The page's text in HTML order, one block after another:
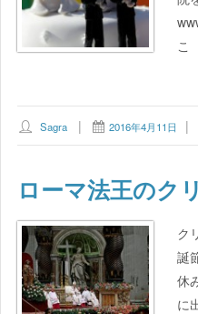
こ
Sagra 2016年4月11日
ローマ法王のク
ク
誕
休
に